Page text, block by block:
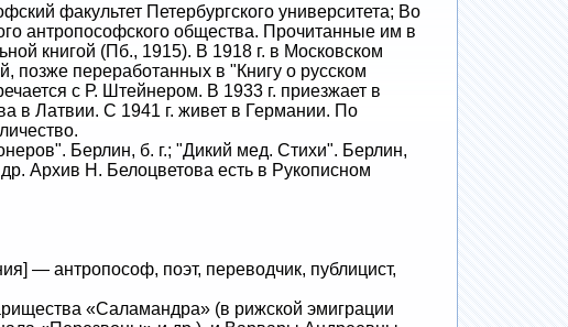
факультет Петербургского университета; Во
антропософского общества. Прочитанные им в
книгой (Пб., 1915). В 1918 г. в Московском
позже переработанных в "Книгу о русском
с Р. Штейнером. В 1933 г. приезжает в
в Латвии. С 1941 г. живет в Германии. По
Берлин, б. г.; "Дикий мед. Стихи". Берлин,
Архив Н. Белоцветова есть в Рукописном
— антропософ, поэт, переводчик, публицист,
«Саламандра» (в рижской эмиграции